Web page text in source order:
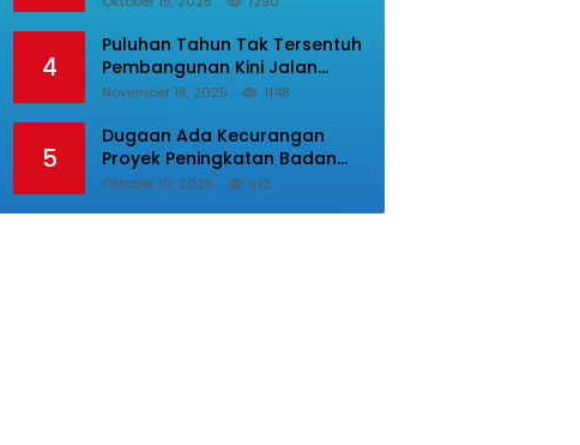
Prabowo Beri Perhatian.
4
Puluhan Tahun Tak Tersentuh
Pembangunan Kini Jalan
Desa Lepar Samura Mulus,
Terimakasih Ke Bupati Karo
November 18, 2025 1148
5
Dugaan Ada Kecurangan
Proyek Peningkatan Badan
Jalan, Dinas PUPR Labura
Oktober 10, 2025 912